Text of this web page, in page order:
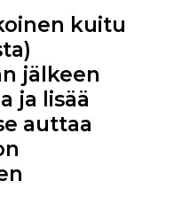
kuitu
jälkeen
ja lisää
auttaa